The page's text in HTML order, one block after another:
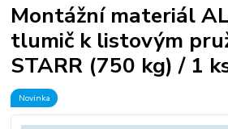
Montážní materiál
tlumič k listovým
STARR (750 kg) / 1
Novinka